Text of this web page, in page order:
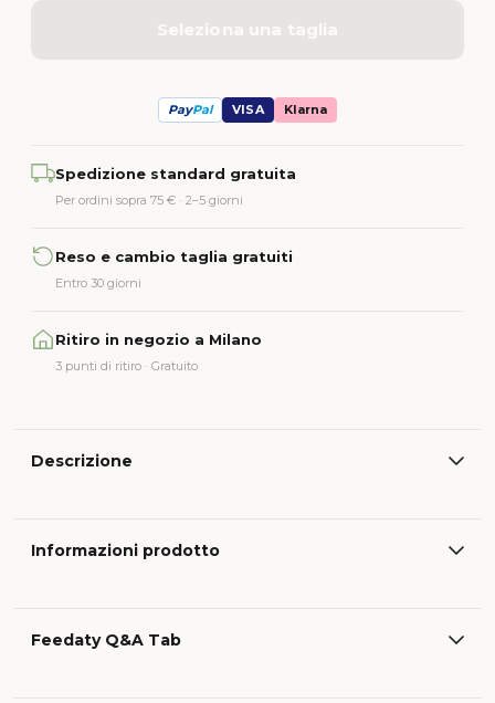
Seleziona una taglia
PayPal VISA Klarna
Spedizione standard gratuita
Per ordini sopra 75 € · 2–5 giorni
Reso e cambio taglia gratuiti
Entro 30 giorni
Ritiro in negozio a Milano
3 punti di ritiro · Gratuito
Descrizione
Informazioni prodotto
Feedaty Q&A Tab